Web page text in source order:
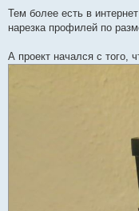
о
с
б
Тем более есть в
нарезка профилей по
А проект начался с того,